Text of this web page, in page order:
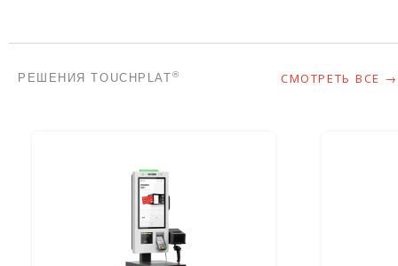
СМОТРЕТЬ ВСЕ →
РЕШЕНИЯ TOUCHPLAT®